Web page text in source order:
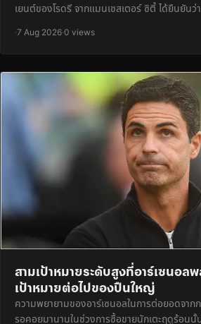
เยนต์ของโรดรี จากแมนเชสเตอร์ ซิตี้ ได้ยืนยัน
·7 Aug 2026·0 views
สามเป้าหมายระดับสูงที่อาร์เซนอล
เป้าหมายต่อไปของปืนใหญ่
ความพยายามของอาร์เซนอลในการต่อยอดจาก
รอคอยมานานในช่วงการซื้อขายนักเตะฤดูร้อนนั้